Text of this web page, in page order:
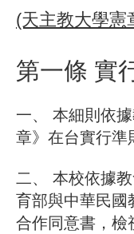
(天主教大學憲
第一條 實
一、 本細則依
章》在台實行準
二、 本校依據
育部與中華民國
合作同意書，檢